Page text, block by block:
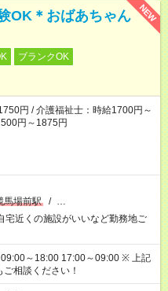
NEW
OK＊おばあちゃん
ブランクOK
円 / 介護福祉士：時給1700円～
円～1875円
馬場前駅 / …
近くの施設がいいなど勤務地ご
～18:00 17:00～09:00 ※ 上記
相談ください！